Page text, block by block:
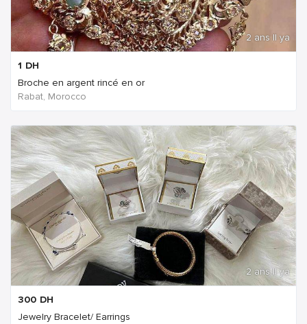
2 ans Il ya
1 DH
Broche en argent rincé en or
Rabat, Morocco
2 ans Il ya
300 DH
Jewelry Bracelet/ Earrings